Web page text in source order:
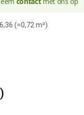
(=0,72 m²)